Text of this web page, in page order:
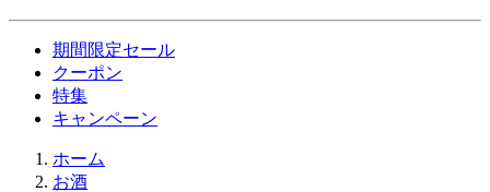
期間限定セール
クーポン
特集
キャンペーン
ホーム
お酒